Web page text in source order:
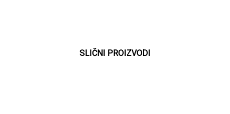
SLIČNI PROIZVODI